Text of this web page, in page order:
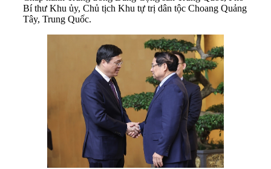
Bí thư Khu ủy, Chủ tịch Khu tự trị dân tộc Choang Quảng
Tây, Trung Quốc.